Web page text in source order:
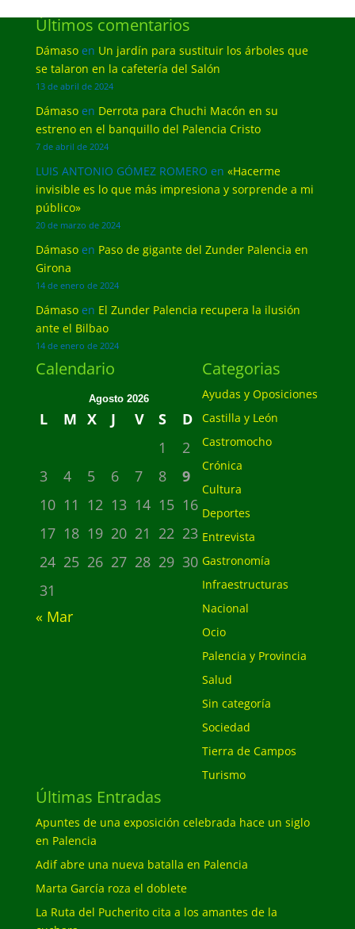
Últimos comentarios
Dámasoen Un jardín para sustituir los árboles que
se talaron en la cafetería del Salón
13 de abril de 2024
Dámasoen Derrota para Chuchi Macón en su
estreno en el banquillo del Palencia Cristo
7 de abril de 2024
LUIS ANTONIO GÓMEZ ROMERO en «Hacerme
invisible es lo que más impresiona y sorprende a mi
público»
20 de marzo de 2024
Dámasoen Paso de gigante del Zunder Palencia en
Girona
14 de enero de 2024
Dámasoen El Zunder Palencia recupera la ilusión
ante el Bilbao
14 de enero de 2024
Calendario
Agosto 2026
L M X J V S
D
1
2
3
4 5 6 7 8
9
10 11 12 13 14 15 16
17 18 19 20 21 22 23
24 25 26 27 28 29 30
31
« Mar
Categorias
Ayudas y Oposiciones
Castilla y León
Castromocho
Crónica
Cultura
Deportes
Entrevista
Gastronomía
Infraestructuras
Nacional
Ocio
Palencia y Provincia
Salud
Sin categoría
Sociedad
Tierra de Campos
Turismo
Últimas Entradas
Apuntes de una exposición celebrada hace un siglo
en Palencia
Adif abre una nueva batalla en Palencia
Marta García roza el doblete
La Ruta del Pucherito cita a los amantes de la